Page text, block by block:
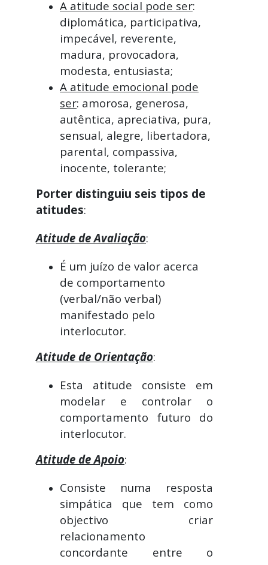
A atitude social pode ser:
diplomática, participativa,
impecável, reverente,
madura, provocadora,
modesta, entusiasta;
A atitude emocional pode
ser: amorosa, generosa,
autêntica, apreciativa, pura,
sensual, alegre, libertadora,
parental, compassiva,
inocente, tolerante;
Porter distinguiu seis tipos de
atitudes:
Atitude de Avaliação:
É um juízo de valor acerca
de comportamento
(verbal/não verbal)
manifestado pelo
interlocutor.
Atitude de Orientação:
Esta atitude consiste em
modelar e controlar o
comportamento futuro do
interlocutor.
Atitude de Apoio:
Consiste numa resposta
simpática que tem como
objectivo criar
relacionamento
concordante entre o